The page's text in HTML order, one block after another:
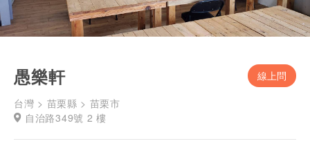
愚樂軒
線上問
台灣 > 苗栗縣 > 苗栗市
自治路349號 2 樓